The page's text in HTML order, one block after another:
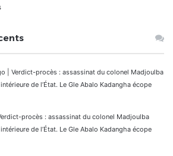
| Verdict-procès : assassinat du colonel Madjoulba
de l’État. Le Gle Abalo Kadangha écope
procès : assassinat du colonel Madjoulba
de l’État. Le Gle Abalo Kadangha écope